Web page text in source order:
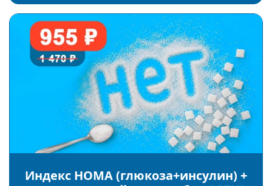
Индекс HOMA (глюкоза+инсулин) +